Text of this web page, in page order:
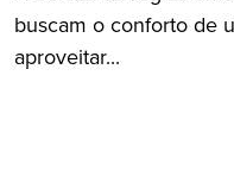
buscam o conforto de
aproveitar...